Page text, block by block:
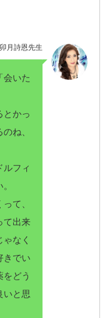
卯月詩恩先生
会いた
とかっ
ね、
ルフィ
て、
て出来
なく
きでい
どう
いと思